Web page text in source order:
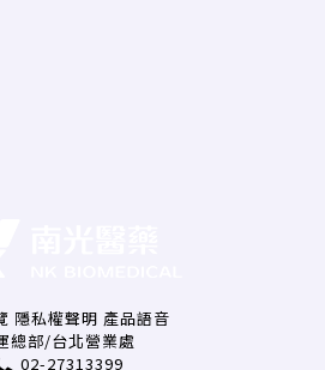
隱私權聲明 產品語音
總部/台北營業處
02-27313399